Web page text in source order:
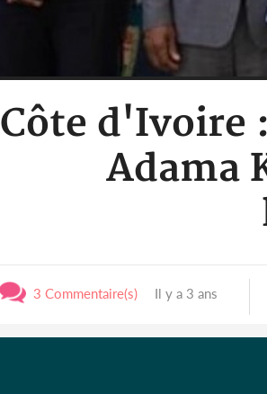
Côte d'Ivoire
Adama
3 Commentaire(s) Il y a 3 ans